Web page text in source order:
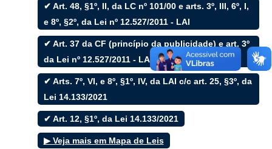
Filtrar por todos
Acesso à Informação
Cidadão
Empresas
Fotos
Notícias
Secretarias
Servidor
Transparência
Turistas
✔ Art. 48, §1º, II, da LC nº 101/00 e arts. 3º, III, 6º, I,
e 8º, §2º, da Lei nº 12.527/2011 - LAI
✔ Art. 37 da CF (princípio da publicidade) e art. 3º
da Lei nº 12.527/2011 - LAI
✔ Arts. 7º, VI, e 8º, §1º, IV, da LAI c/c art. 25, §3º, da
Lei 14.133/2021
✔ Art. 12, §1º, da Lei 14.133/2021
▶ Veja mais em Mapa de Leis